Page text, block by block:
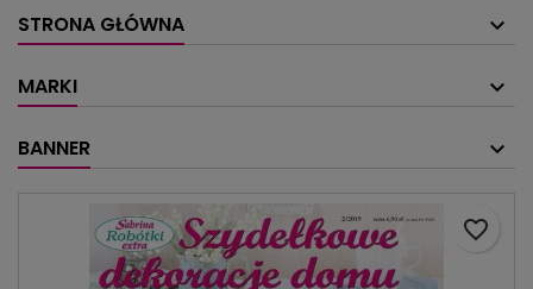
STRONA GŁÓWNA
MARKI
BANNER
favorite_border